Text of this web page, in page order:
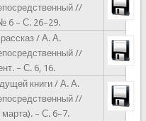
//
6 – С. 26–29.
/ А. А.
//
– С. 6, 16.
книги / А. А.
//
– С. 6–7.